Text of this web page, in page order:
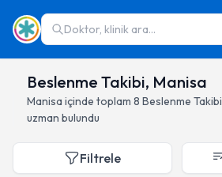
Doktor, klinik ara...
Beslenme Takibi, Manisa
Manisa içinde toplam 8 Beslenme Takibi
uzman bulundu
Filtrele